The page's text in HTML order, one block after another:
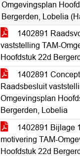
Omgevingsplan
Bergerden, Lobelia
1402891
vaststelling TAM-
Hoofdstuk 22d
1402891 Concept
Raadsbesluit
Omgevingsplan
Bergerden, Lobelia
1402891 Bijlage
motivering TAM-
Hoofdstuk 22d